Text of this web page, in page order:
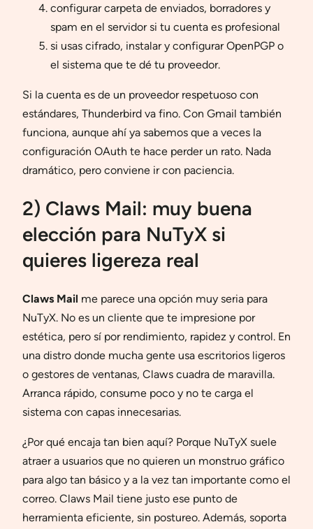
configurar carpeta de enviados, borradores y
spam en el servidor si tu cuenta es profesional
si usas cifrado, instalar y configurar OpenPGP o
el sistema que te dé tu proveedor.
Si la cuenta es de un proveedor respetuoso con
estándares, Thunderbird va fino. Con Gmail también
funciona, aunque ahí ya sabemos que a veces la
configuración OAuth te hace perder un rato. Nada
dramático, pero conviene ir con paciencia.
2) Claws Mail: muy buena
elección para NuTyX si
quieres ligereza real
Claws Mail me parece una opción muy seria para
NuTyX. No es un cliente que te impresione por
estética, pero sí por rendimiento, rapidez y control. En
una distro donde mucha gente usa escritorios ligeros
o gestores de ventanas, Claws cuadra de maravilla.
Arranca rápido, consume poco y no te carga el
sistema con capas innecesarias.
¿Por qué encaja tan bien aquí? Porque NuTyX suele
atraer a usuarios que no quieren un monstruo gráfico
para algo tan básico y a la vez tan importante como el
correo. Claws Mail tiene justo ese punto de
herramienta eficiente, sin postureo. Además, soporta